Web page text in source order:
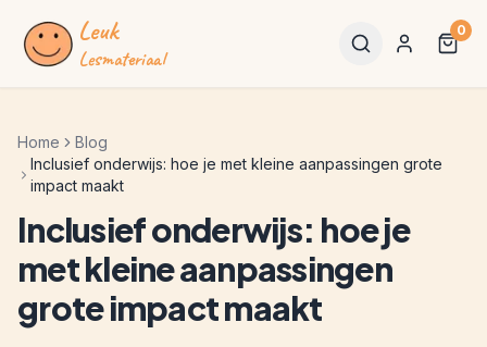
Leuk
Lesmateriaal
0
Home
Blog
Inclusief onderwijs: hoe je met kleine aanpassingen grote
impact maakt
Inclusief onderwijs: hoe je
met kleine aanpassingen
grote impact maakt